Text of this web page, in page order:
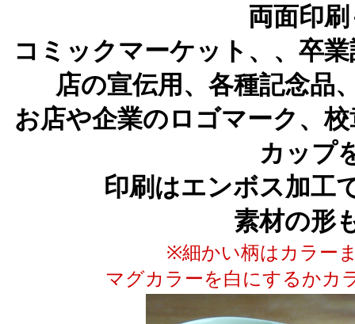
両面印
コミックマーケット、、卒
店の宣伝用、各種記念品
お店や企業のロゴマーク、
カップ
印刷はエンボス加工
素材の形
※細かい柄はカラー
マグカラーを白にするかカ